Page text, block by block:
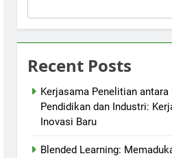
Recent Posts
Kerjasama Penelitian
Pendidikan dan Industri:
Inovasi Baru
Blended Learning: